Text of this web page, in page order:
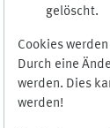
gelöscht.
Cookies
Durch eine
werden. Dies
werden!